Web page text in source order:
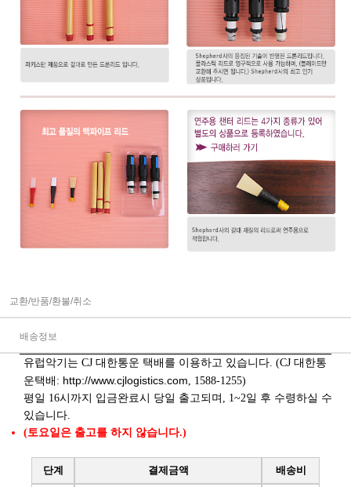
교환/반품/환불/취소
배송정보
유럽악기는 CJ 대한통운 택배를 이용하고 있습니다. (CJ 대한통
운택배: http://www.cjlogistics.com , 1588-1255)
평일 16시까지 입금완료시 당일 출고되며, 1~2일 후 수령하실 수
있습니다.
(토요일은 출고를 하지 않습니다.)
단계 결제금액 배송비